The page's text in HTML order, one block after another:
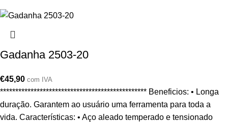
Gadanha 2503-20
€45,90 com IVA
************************************************ Beneficios: • Longa
duração. Garantem ao usuário uma ferramenta para toda a
vida. Características: • Aço aleado temperado e tensionado